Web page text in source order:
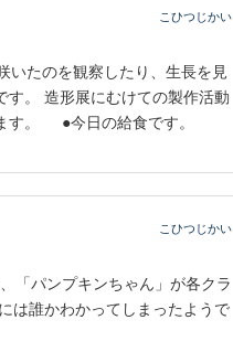
こひつじかい
いたのを観察したり、生長を見
す。 造形展にむけての製作活動
す。 ●今日の給食です。
こひつじかい
「パンプキンちゃん」が各クラ
は誰かわかってしまったようで